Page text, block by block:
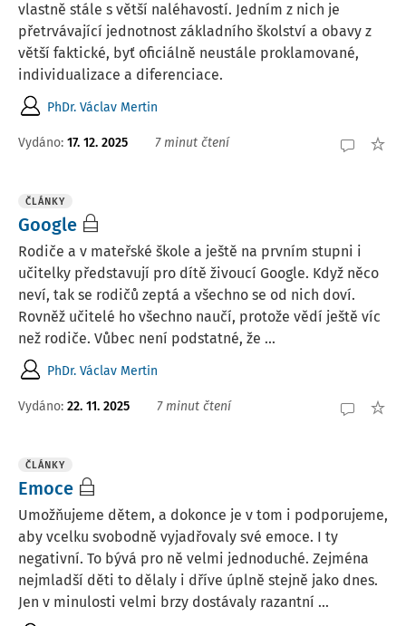
vlastně stále s větší naléhavostí. Jedním z nich je
přetrvávající jednotnost základního školství a obavy z
větší faktické, byť oficiálně neustále proklamované,
individualizace a diferenciace.
PhDr. Václav Mertin
Vydáno: 17. 12. 2025 7 minut čtení
ČLÁNKY
Google
Rodiče a v mateřské škole a ještě na prvním stupni i
učitelky představují pro dítě živoucí Google. Když něco
neví, tak se rodičů zeptá a všechno se od nich doví.
Rovněž učitelé ho všechno naučí, protože vědí ještě víc
než rodiče. Vůbec není podstatné, že ...
PhDr. Václav Mertin
Vydáno: 22. 11. 2025 7 minut čtení
ČLÁNKY
Emoce
Umožňujeme dětem, a dokonce je v tom i podporujeme,
aby vcelku svobodně vyjadřovaly své emoce. I ty
negativní. To bývá pro ně velmi jednoduché. Zejména
nejmladší děti to dělaly i dříve úplně stejně jako dnes.
Jen v minulosti velmi brzy dostávaly razantní ...